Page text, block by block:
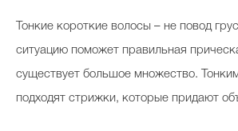
Тонкие короткие волосы – не повод
ситуацию поможет правильная
существует большое множество.
подходят стрижки, которые придают